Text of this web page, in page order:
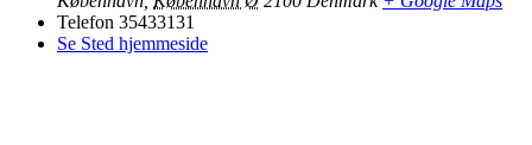
Telefon 35433131
Se Sted hjemmeside